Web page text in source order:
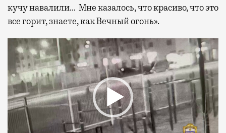
кучу навалили… Мне казалось, что красиво, что это
все горит, знаете, как Вечный огонь».
Видеоплеер